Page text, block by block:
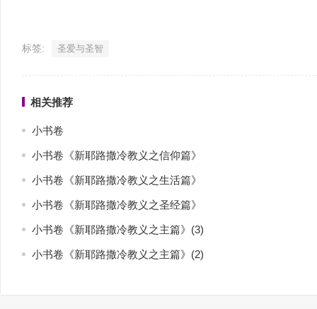
标签: 圣爱与圣智
相关推荐
小书卷
小书卷《新耶路撒冷教义之信仰篇》
小书卷《新耶路撒冷教义之生活篇》
小书卷《新耶路撒冷教义之圣经篇》
小书卷《新耶路撒冷教义之主篇》(3)
小书卷《新耶路撒冷教义之主篇》(2)